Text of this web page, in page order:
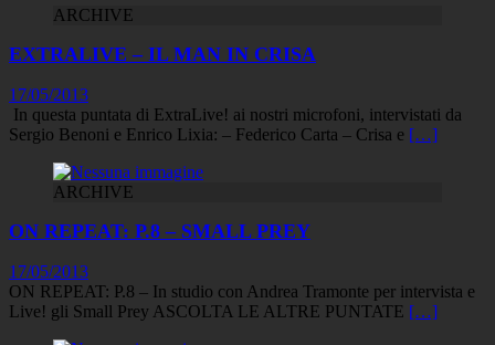
ARCHIVE
EXTRALIVE – IL MAN IN CRISA
17/05/2013
In questa puntata di ExtraLive! ai nostri microfoni, intervistati da
Sergio Benoni e Enrico Lixia: – Federico Carta – Crisa e […]
ARCHIVE
ON REPEAT: P.8 – SMALL PREY
17/05/2013
ON REPEAT: P.8 – In studio con Andrea Tramonte per intervista e
Live! gli Small Prey ASCOLTA LE ALTRE PUNTATE […]